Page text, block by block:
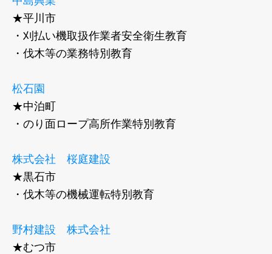
★平川市
・刈払い機取扱作業者安全衛生教育
​・伐木等の業務特別教育
松石園
★中泊町
​・のり面ロープ高所作業特別教育
株式会社 桜庭建設
★黒石市
・伐木等の機械運転特別教育
野村建設 株式会社
★むつ市